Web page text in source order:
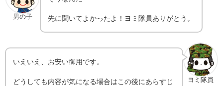
男の子 先に聞いてよかったよ！ヨミ隊員ありがとう。
ヨミ隊員
いえいえ、お安い御用です。
どうしても内容が気になる場合はこの後にあらすじ